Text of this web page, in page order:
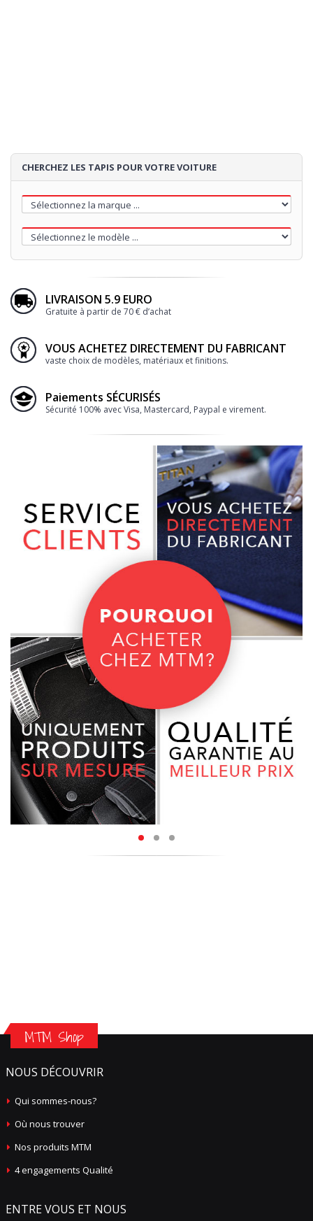
CHERCHEZ LES TAPIS POUR VOTRE VOITURE
LIVRAISON 5.9 EURO
Gratuite à partir de 70 € d’achat
VOUS ACHETEZ DIRECTEMENT DU FABRICANT
vaste choix de modèles, matériaux et finitions.
Paiements SÉCURISÉS
Sécurité 100% avec Visa, Mastercard, Paypal e virement.
MTM Shop
NOUS DÉCOUVRIR
Qui sommes-nous?
Où nous trouver
Nos produits MTM
4 engagements Qualité
ENTRE VOUS ET NOUS